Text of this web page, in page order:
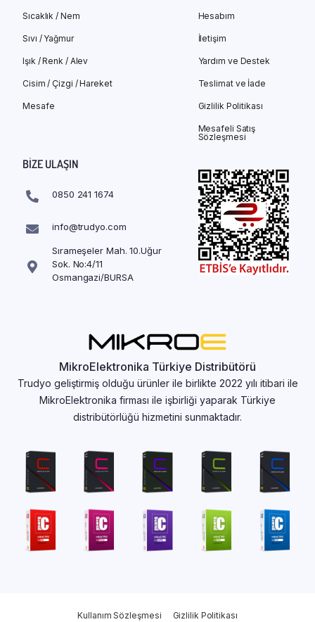
Sıcaklık / Nem
Sıvı / Yağmur
Işık / Renk / Alev
Cisim / Çizgi / Hareket
Mesafe
Hesabım
İletişim
Yardım ve Destek
Teslimat ve İade
Gizlilik Politikası
Mesafeli Satış
Sözleşmesi
BIZE ULAŞIN
0850 241 1674
info@trudyo.com
Sırameşeler Mah. 10.Uğur
Sok. No:4/11
Osmangazi/BURSA
MikroElektronika Türkiye Distribütörü
Trudyo geliştirmiş olduğu ürünler ile birlikte 2022 yılı itibari ile
MikroElektronika firması ile işbirliği yaparak Türkiye
distribütörlüğü hizmetini sunmaktadır.
Kullanım Sözleşmesi Gizlilik Politikası